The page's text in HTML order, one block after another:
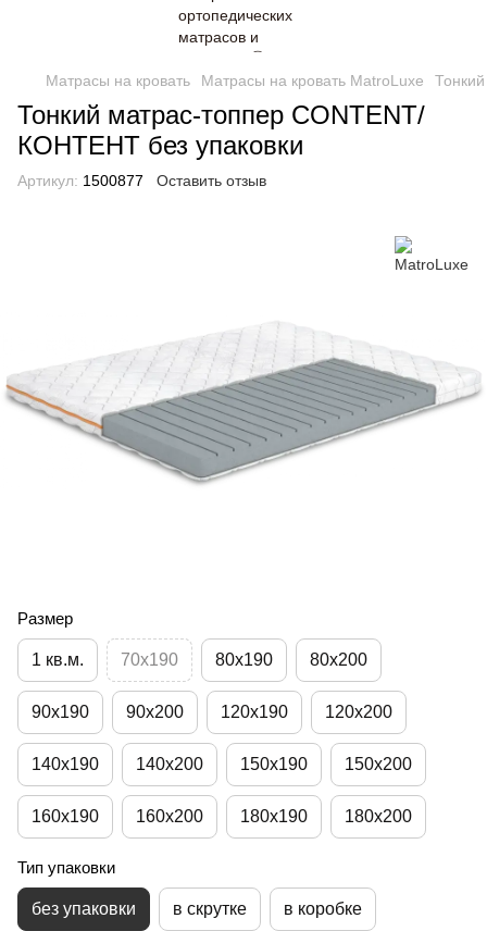
Матрасы на кровать Матрасы на кровать MatroLuxe
Тонкий матрас-топпер CONTENT/
КОНТЕНТ без упаковки
Артикул: 1500877 Оставить отзыв
Размер
1 кв.м. 70х190 80х190 80х200
90х190 90х200 120х190 120х200
140х190 140х200 150х190 150х200
160х190 160х200 180х190 180х200
Тип упаковки
без упаковки в скрутке в коробке